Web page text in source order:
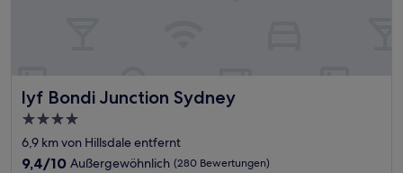
lyf Bondi Junction Sydney
lyf Bondi Junction Sydney
4.0-
Sterne-
Unterkunft
6,9 km von Hillsdale entfernt
9.4
9,4/10 Außergewöhnlich (280 Bewertungen)